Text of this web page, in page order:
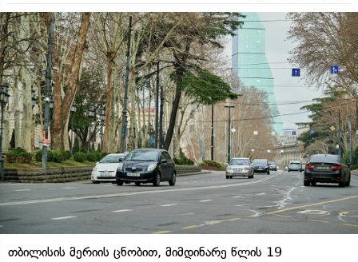
თბილისის მერიის ცნობით, მიმდინარე წლის 19